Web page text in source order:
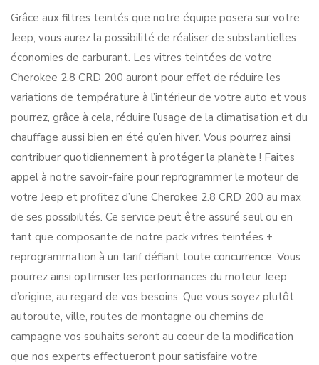
Grâce aux filtres teintés que notre équipe posera sur votre
Jeep, vous aurez la possibilité de réaliser de substantielles
économies de carburant. Les vitres teintées de votre
Cherokee 2.8 CRD 200 auront pour effet de réduire les
variations de température à l’intérieur de votre auto et vous
pourrez, grâce à cela, réduire l’usage de la climatisation et du
chauffage aussi bien en été qu’en hiver. Vous pourrez ainsi
contribuer quotidiennement à protéger la planète ! Faites
appel à notre savoir-faire pour reprogrammer le moteur de
votre Jeep et profitez d’une Cherokee 2.8 CRD 200 au max
de ses possibilités. Ce service peut être assuré seul ou en
tant que composante de notre pack vitres teintées +
reprogrammation à un tarif défiant toute concurrence. Vous
pourrez ainsi optimiser les performances du moteur Jeep
d’origine, au regard de vos besoins. Que vous soyez plutôt
autoroute, ville, routes de montagne ou chemins de
campagne vos souhaits seront au coeur de la modification
que nos experts effectueront pour satisfaire votre